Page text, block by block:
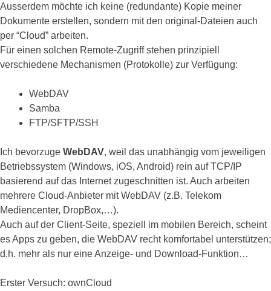
Ausserdem möchte ich keine (redundante) Kopie meiner
Dokumente erstellen, sondern mit den original-Dateien auch
per “Cloud” arbeiten.
Für einen solchen Remote-Zugriff stehen prinzipiell
verschiedene Mechanismen (Protokolle) zur Verfügung:
WebDAV
Samba
FTP/SFTP/SSH
Ich bevorzuge WebDAV, weil das unabhängig vom jeweiligen
Betriebssystem (Windows, iOS, Android) rein auf TCP/IP
basierend auf das Internet zugeschnitten ist. Auch arbeiten
mehrere Cloud-Anbieter mit WebDAV (z.B. Telekom
Mediencenter, DropBox,…).
Auch auf der Client-Seite, speziell im mobilen Bereich, scheint
es Apps zu geben, die WebDAV recht komfortabel unterstützen;
d.h. mehr als nur eine Anzeige- und Download-Funktion…
Erster Versuch: ownCloud